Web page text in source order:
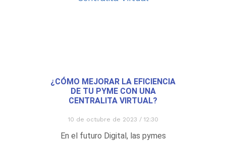
¿CÓMO MEJORAR LA EFICIENCIA
DE TU PYME CON UNA
CENTRALITA VIRTUAL?
10 de octubre de 2023 12:30
En el futuro Digital, las pymes